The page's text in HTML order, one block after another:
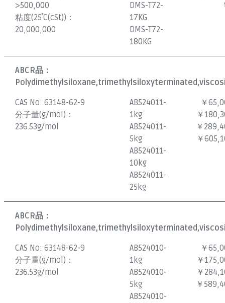
>500,000
粘度(25˚C(cSt))：
20,000,000
DMS-T72-
17KG
DMS-T72-
180KG
ABCR品：
CAS No:63148-62-9
分子量(g/mol)：
236.53g/mol
AB524011-
1kg
AB524011-
5kg
AB524011-
10kg
AB524011-
25kg
￥
￥
￥
￥
ABCR品：
CAS No:63148-62-9
分子量(g/mol)：
236.53g/mol
AB524010-
1kg
AB524010-
5kg
AB524010-
￥
￥
￥
￥